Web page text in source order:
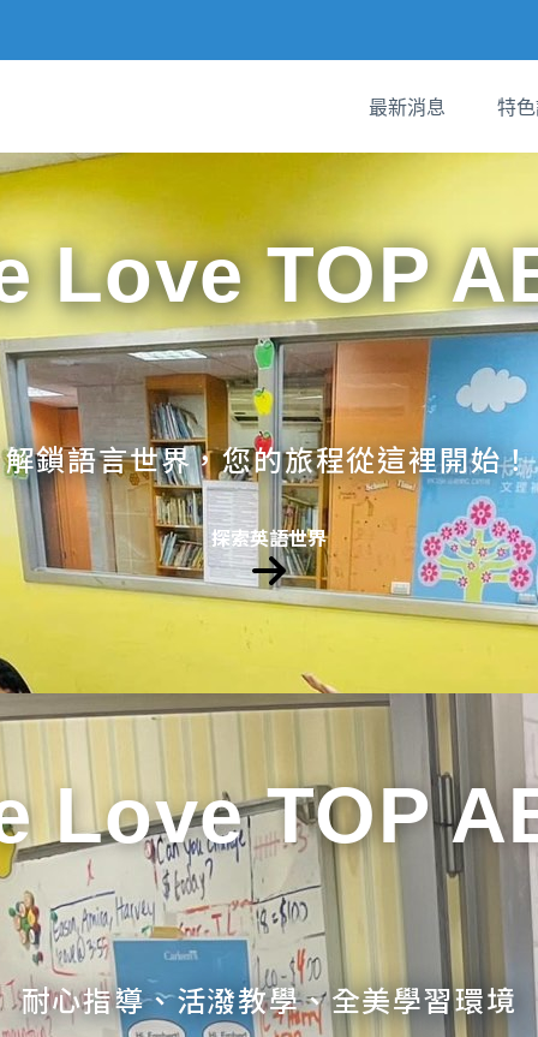
最新消息 特
Love TOP
解鎖語言世界，您的旅程從這裡開始！
探索英語世界
Love TOP
耐心指導、活潑教學、全美學習環境